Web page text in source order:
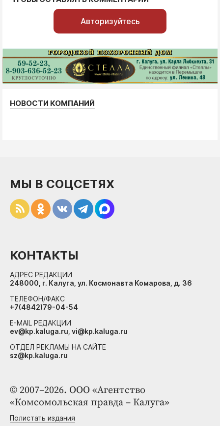
Авторизуйтесь
НОВОСТИ КОМПАНИЙ
© 2007–2026. ООО «Агентство
«Комсомольская правда – Калуга»
Полистать издания
МЫ В СОЦСЕТЯХ
КОНТАКТЫ
АДРЕС РЕДАКЦИИ
248000, г. Калуга, ул. Космонавта Комарова, д. 36
ТЕЛЕФОН/ФАКС
+7(4842)79-04-54
E-MAIL РЕДАКЦИИ
ev@kp.kaluga.ru, vi@kp.kaluga.ru
ОТДЕЛ РЕКЛАМЫ НА САЙТЕ
sz@kp.kaluga.ru